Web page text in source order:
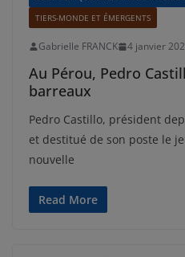
TIERS-MONDE ET ÉMERGENTS
Gabrielle FRANCK 4 janvier
Au Pérou, Pedro
barreaux
Pedro Castillo, président
et destitué de son poste le
nouvelle
Read More